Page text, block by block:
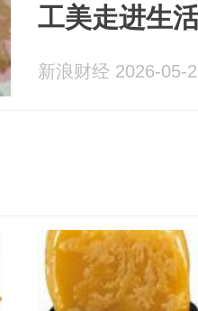
工美走进生
新浪财经 2026-05-